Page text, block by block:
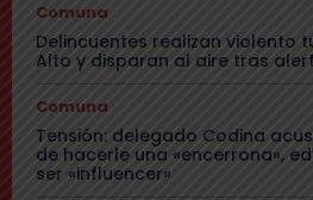
Comuna
Delincuentes realizan violento
Alto y disparan al aire tras
Comuna
Tensión: delegado Codina
de hacerle una «encerrona»,
ser «influencer»